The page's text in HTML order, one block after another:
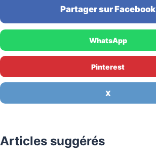
Partager sur Facebook
WhatsApp
Pinterest
X
Articles suggérés